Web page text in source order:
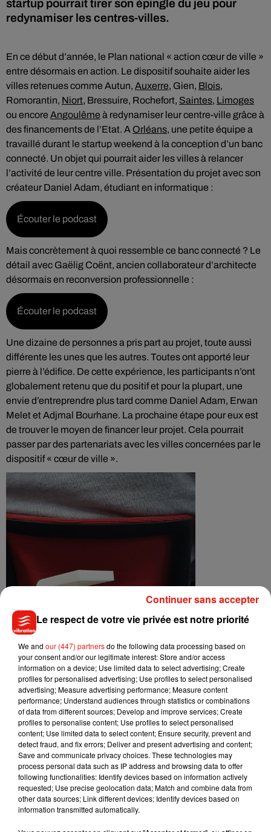
startup pourrait tirer son épingle du jeu pour
redynamiser les centres-villes.
En ce début d’année, le Plan national « action cœur de ville »
entre désormais en action. Le dispositif souhaite aider les
villes retenues comme Autun, Auxerre, Gien, Blois,
Romorantin, Niort, Bressuire, Rochefort, Saintes, Limoges
ou encore Angoulême à redynamiser leur centre-ville grâce à
des financements de l’Etat. A Orléans, une petite équipe a
travaillé durant le startup weekend à la conception d’un banc
connecté. Un objet qui pourrait aider les villes à relancer
l’activité de leur centre ville. Présentation du projet avec son
créateur Daniel Adam, étudiant en informatique :
Écouter le podcast
Mais concrètement à quoi ressemble ce banc connecté ? Le
détail avec Gaëlig Coënt, ancien collaborateur d’architecte
désormais en reconversion professionnelle :
Écouter le podcast
Une dizaine de personnes a pris part au projet, toute aussi
différente les unes que les autres. Toutes ont apporté leur
pierre à l’édifice. De cette expérience, les participants n’ont
globalement retenu que du positif et pour la plupart, une
envie d’entreprendre plus tard comme Daniel Adam, Erwan
Melet et Adjmal Bourhane. La prochaine étape pour eux est
de trouver le moyen de financer leur projet. Cela pourrait
passer par des partenariats avec les villes concernées par le
dispositif « cœur de ville ».
Le respect de votre vie privée est notre priorité
We and our (447) partnersdo the following data processing based on
your consent and/or our legitimate interest: Store and/or access
information on a device; Use limited data to select advertising; Create
profiles for personalised advertising; Use profiles to select personalised
advertising; Measure advertising performance; Measure content
performance; Understand audiences through statistics or combinations
of data from different sources; Develop and improve services; Create
profiles to personalise content; Use profiles to select personalised
content; Use limited data to select content; Ensure security, prevent and
detect fraud, and fix errors; Deliver and present advertising and content;
Save and communicate privacy choices. These technologies may
process personal data such as IP address and browsing data to offer
following functionalities: Identify devices based on information actively
requested; Use precise geolocation data; Match and combine data from
other data sources; Link different devices; Identify devices based on
information transmitted automatically.
Continuer sans accepter